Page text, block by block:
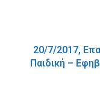
20/7/2017,
Παιδική –